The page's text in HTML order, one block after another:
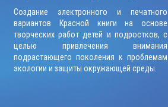
Создание электронного и печатного
вариантов Красной книги на основе
творческих работ детей и подростков, с
целью привлечения внимания
подрастающего поколения к проблемам
экологии и защиты окружающей среды.